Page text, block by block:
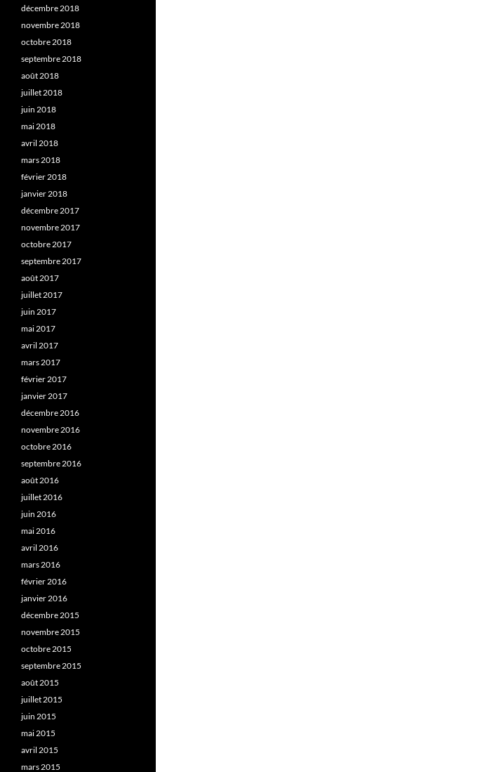
décembre 2018
novembre 2018
octobre 2018
septembre 2018
août 2018
juillet 2018
juin 2018
mai 2018
avril 2018
mars 2018
février 2018
janvier 2018
décembre 2017
novembre 2017
octobre 2017
septembre 2017
août 2017
juillet 2017
juin 2017
mai 2017
avril 2017
mars 2017
février 2017
janvier 2017
décembre 2016
novembre 2016
octobre 2016
septembre 2016
août 2016
juillet 2016
juin 2016
mai 2016
avril 2016
mars 2016
février 2016
janvier 2016
décembre 2015
novembre 2015
octobre 2015
septembre 2015
août 2015
juillet 2015
juin 2015
mai 2015
avril 2015
mars 2015